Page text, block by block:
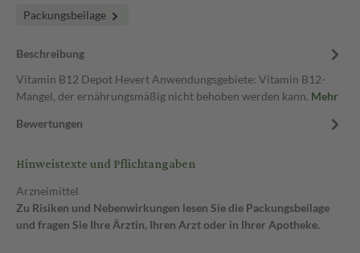
Packungsbeilage
Beschreibung
Vitamin B12 Depot Hevert Anwendungsgebiete: Vitamin B12-
Mangel, der ernährungsmäßig nicht behoben werden kann. Mehr
Bewertungen
Hinweistexte und Pflichtangaben
Arzneimittel
Zu Risiken und Nebenwirkungen lesen Sie die Packungsbeilage
und fragen Sie Ihre Ärztin, Ihren Arzt oder in Ihrer Apotheke.